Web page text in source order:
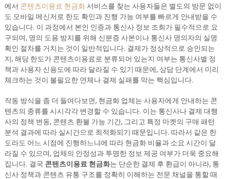
에서 콘텐츠이용료 현금화서비스를 찾는 사용자들은 별도의 방문 없이
도 모바일 메신저로 한도 확인과 진행 가능 여부를 빠르게 안내받을 수
있습니다. 이 과정에서 본인 인증과 통신사 정보 조회가 필수적으로 요
구되며, 명의 도용 방지를 위해 신분증 사본이나 통신사 명의자의 실명
확인 절차를 거치는 것이 일반적입니다. 결제가 정상적으로 승인되는
지, 해당 한도가 콘텐츠이용료로 분류되어 있는지 여부는 통신사별 정
책과 사용자 신용도에 따라 달라질 수 있기 때문에, 상담 단계에서 미리
체크하는 것이 불필요한 연체나 결제 실패를 막는 핵심입니다.
작동 방식을 좀 더 들여다보면, 현금화 업체는 사용자에게 안내하는 콘
텐츠의 종류를 시시각각 변경할 수 있습니다. 이는 통신사나 결제 대행
사의 정책 변동, 콘텐츠 환불 가능 기간, 그리고 특정 마켓의 구매 패턴
분석 결과에 따라 실시간으로 최적화되기 때문입니다. 따라서 같은 한
도라도 어느 시점에 진행하느냐에 따라 현금화 비율과 소요 시간이 달
라질 수 있으며, 업체의 안정성과 투명한 정보 제공 여부가 더욱 중요해
집니다. 결국 콘텐츠이용료 현금화는 단순한 결제 후 환급이 아니라, 통
신사 정책과 콘텐츠 유통 구조를 정확히 이해하는 전문 채널을 통할 때